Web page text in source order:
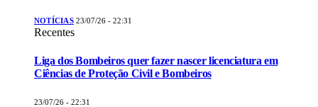
NOTÍCIAS 23/07/26 - 22:31
Recentes
Liga dos Bombeiros quer fazer nascer licenciatura em
Ciências de Proteção Civil e Bombeiros
23/07/26 - 22:31